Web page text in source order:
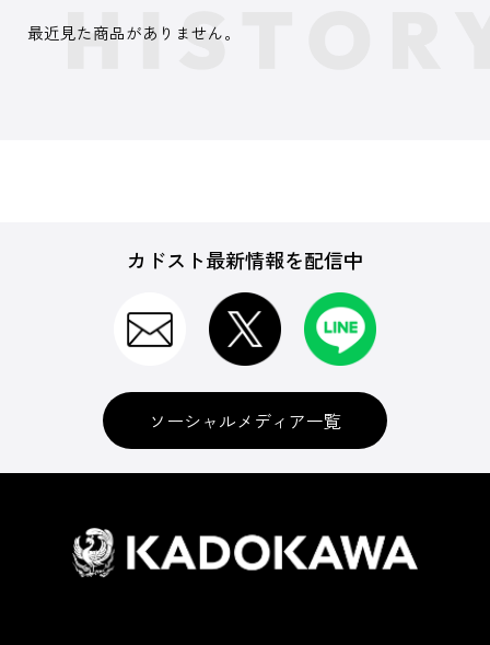
最近見た商品がありません。
カドスト最新情報を配信中
ソーシャルメディア一覧